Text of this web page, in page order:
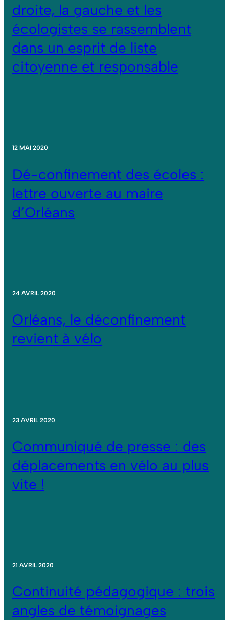
droite, la gauche et les
écologistes se rassemblent
dans un esprit de liste
citoyenne et responsable
12 MAI 2020
Dé-confinement des écoles :
lettre ouverte au maire
d’Orléans
24 AVRIL 2020
Orléans, le déconfinement
revient à vélo
23 AVRIL 2020
Communiqué de presse : des
déplacements en vélo au plus
vite !
21 AVRIL 2020
Continuité pédagogique : trois
angles de témoignages